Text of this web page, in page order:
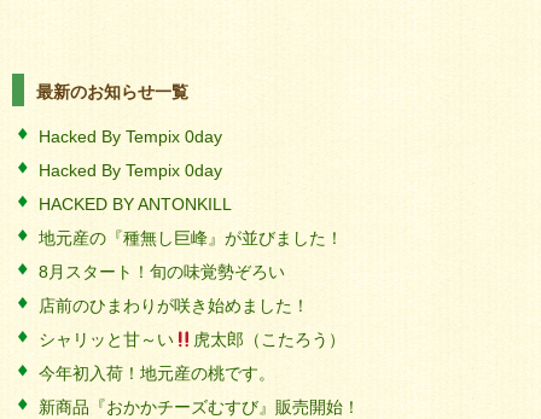
最新のお知らせ一覧
Hacked By Tempix 0day
Hacked By Tempix 0day
HACKED BY ANTONKILL
地元産の『種無し巨峰』が並びました！
8月スタート！旬の味覚勢ぞろい
店前のひまわりが咲き始めました！
シャリッと甘～い
虎太郎（こたろう）
今年初入荷！地元産の桃です。
新商品『おかかチーズむすび』販売開始！